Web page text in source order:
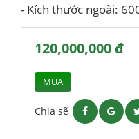
- Kích thước ngoài:
120,000,000 đ
MUA
Chia sẽ